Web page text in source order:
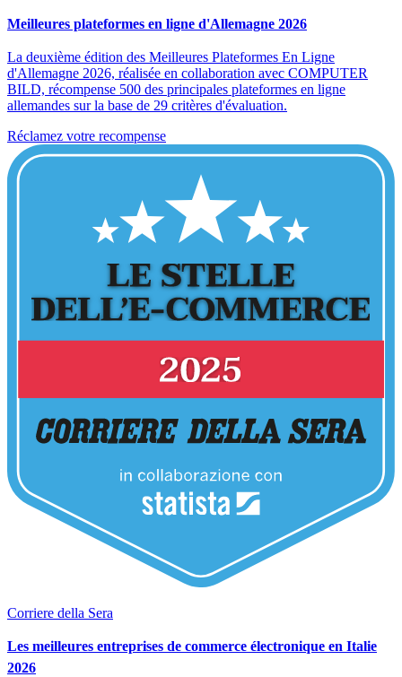
Meilleures plateformes en ligne d'Allemagne 2026
La deuxième édition des Meilleures Plateformes En Ligne
d'Allemagne 2026, réalisée en collaboration avec COMPUTER
BILD, récompense 500 des principales plateformes en ligne
allemandes sur la base de 29 critères d'évaluation.
Réclamez votre recompense
Corriere della Sera
Les meilleures entreprises de commerce électronique en Italie
2026